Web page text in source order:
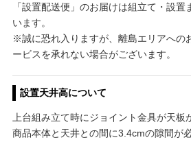
「設置配送便」のお届けは組立て・設
います。
※誠に恐れ入りますが、離島エリアへの
ービスを承れない場合がございます。
設置天井高について
上台組み立て時にジョイント金具が天板
商品本体と天井との間に3.4cmの隙間が